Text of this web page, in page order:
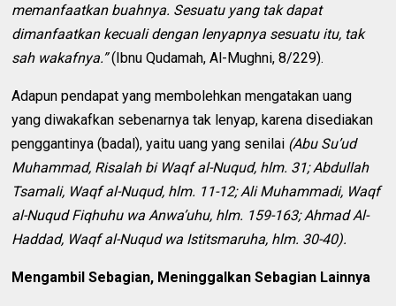
memanfaatkan buahnya. Sesuatu yang tak dapat
dimanfaatkan kecuali dengan lenyapnya sesuatu itu, tak
sah wakafnya.”(Ibnu Qudamah, Al-Mughni, 8/229).
Adapun pendapat yang membolehkan mengatakan uang
yang diwakafkan sebenarnya tak lenyap, karena disediakan
penggantinya (badal), yaitu uang yang senilai (Abu Su’ud
Muhammad, Risalah bi Waqf al-Nuqud, hlm. 31; Abdullah
Tsamali, Waqf al-Nuqud, hlm. 11-12; Ali Muhammadi, Waqf
al-Nuqud Fiqhuhu wa Anwa’uhu, hlm. 159-163; Ahmad Al-
Haddad, Waqf al-Nuqud wa Istitsmaruha, hlm. 30-40).
Mengambil Sebagian, Meninggalkan Sebagian Lainnya